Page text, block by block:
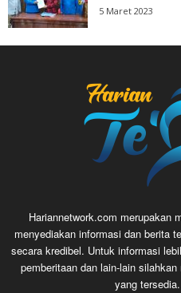
5 Maret 2023
Hariannetwork.com merupakan
menyediakan informasi dan berita
secara kredibel. Untuk informasi
pemberitaan dan lain-lain
yang